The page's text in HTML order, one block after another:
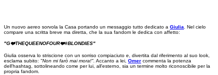
Un nuovo aereo sorvola la Casa portando un messaggio tutto dedicato a Giulia. Nel cielo
compare una scritta breve ma diretta, che la sua fandom le dedica con affetto:
"G❤️THEQUEENOFOUR❤️#BLONDIES"
Giulia osserva lo striscione con un sorriso compiaciuto e, divertita dal riferimento al suo look,
esclama subito: "Non mi farò mai mora!". Accanto a lei, Omer commenta la potenza
dell'hashtag, sottolineando come per lui, all'esterno, sia un termine molto riconoscibile per la
propria fandom.